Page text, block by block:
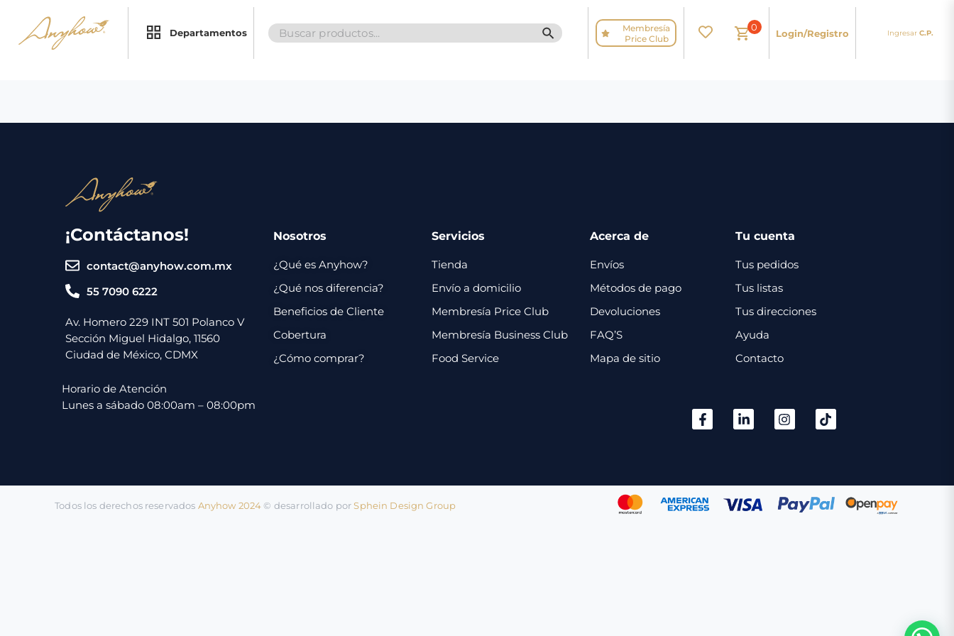
Departamentos
Search
for:
SEARCH BUTTON
Membresía
Price Club
0
Login/Registro Ingresar C.P.
¡Contáctanos!
contact@anyhow.com.mx
55 7090 6222
Av. Homero 229 INT 501 Polanco V
Sección Miguel Hidalgo, 11560
Ciudad de México, CDMX
Nosotros
¿Qué es Anyhow?
¿Qué nos diferencia?
Beneficios de Cliente
Cobertura
¿Cómo comprar?
Servicios
Tienda
Envío a domicilio
Membresía Price Club
Membresía Business Club
Food Service
Acerca de
Envíos
Métodos de pago
Devoluciones
FAQ’S
Mapa de sitio
Tu cuenta
Tus pedidos
Tus listas
Tus direcciones
Ayuda
Contacto
Horario de Atención
Lunes a sábado 08:00am – 08:00pm
Todos los derechos reservados Anyhow 2024©️ desarrollado porSphein Design Group
Promociones
Servicios
Envíos
Métodos
Contacto
Inicio
Regalos
Contacto